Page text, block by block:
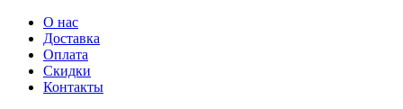
О нас
Доставка
Оплата
Скидки
Контакты